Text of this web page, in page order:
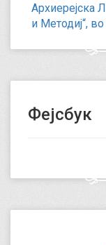
Архиерејска
и Методиј“,
Фејсбук